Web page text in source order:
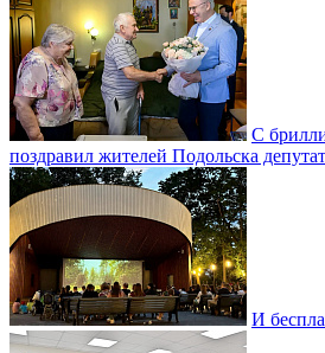
С
поздравил жителей Подольска
И